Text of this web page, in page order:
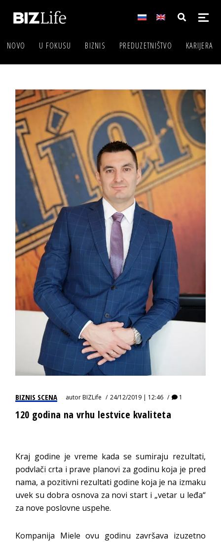
NOVO U FOKUSU BIZNIS PREDUZETNIŠTVO KARIJERA
BIZNIS SCENA autorBIZLife 24/12/2019 | 12:46 1
120 godina na vrhu lestvice kvaliteta
Kraj godine je vreme kada se sumiraju rezultati,
podvlači crta i prave planovi za godinu koja je pred
nama, a pozitivni rezultati godine koja je na izmaku
uvek su dobra osnova za novi start i „vetar u leđa“
za nove poslovne uspehe.
Kompanija Miele ovu godinu završava izuzetno